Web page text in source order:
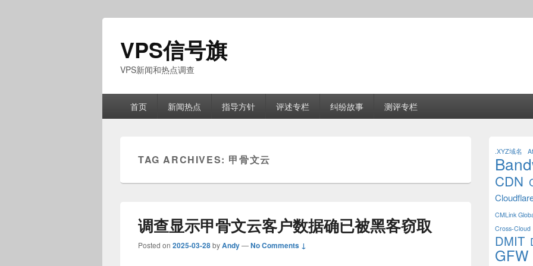
VPS信号旗
VPS新闻和热点调查
首页 新闻热点 指导方针 评述专栏 纠纷故事 测评专栏
TAG ARCHIVES: 甲骨文云
调查显示甲骨文云客户数据确已被黑客窃取
Posted on 2025-03-28byAndy—No Comments ↓
Sidebar
Widget
Area
.XYZ域名
CDN
CMLink
Cross-Cloud
DMIT
GFW